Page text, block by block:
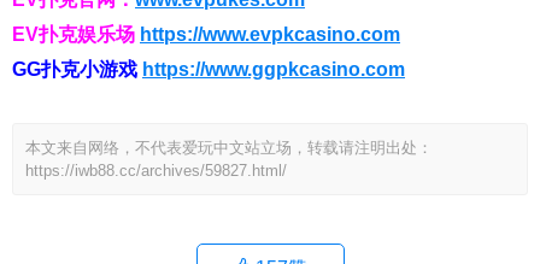
EV扑克娱乐场 https://www.evpkcasino.com
GG扑克小游戏 https://www.ggpkcasino.com
本文来自网络，不代表爱玩中文站立场，转载请注明出处：
https://iwb88.cc/archives/59827.html/